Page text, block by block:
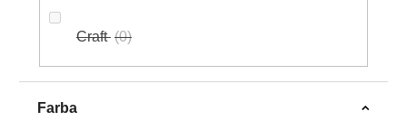
Craft 0
Farba